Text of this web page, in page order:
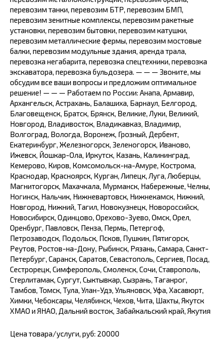
перевозим танки, перевозим БТР, перевозим БМП,
перевозим зенитные комплексы, перевозим ракетные
установки, перевозим бытовки, перевозим катушки,
перевозим металлические фермы, перевозим мостовые
балки, перевозим модульные здания, аренда трала,
перевозка негабарита, перевозка спецтехники, перевозка
экскаватора, перевозка бульдозера. — — — Звоните, мы
обсудим все ваши вопросы и предложим оптимальное
решение! — — — Работаем по России: Анапа, Армавир,
Архангельск, Астрахань, Балашиха, Барнаул, Белгород,
Благовещенск, Братск, Брянск, Великие, Луки, Великий,
Новгород, Владивосток, Владикавказ, Владимир,
Волгоград, Вологда, Воронеж, Грозный, Дербент,
Екатеринбург, Железногорск, Зеленогорск, Иваново,
Ижевск, Йошкар-Ола, Иркутск, Казань, Калининград,
Кемерово, Киров, Комсомольск-на-Амуре, Кострома,
Краснодар, Красноярск, Курган, Липецк, Луга, Люберцы,
Магнитогорск, Махачкала, Мурманск, Набережные, Челны,
Ногинск, Нальчик, Нижневартовск, Нижнекамск, Нижний,
Новгород, Нижний, Тагил, Новокузнецк, Новороссийск,
Новосибирск, Одинцово, Орехово-Зуево, Омск, Орел,
Оренбург, Павловск, Пенза, Пермь, Петергоф,
Петрозаводск, Подольск, Псков, Пушкин, Пятигорск,
Реутов, Ростов-на-Дону, Рыбинск, Рязань, Самара, Санкт-
Петербург, Саранск, Саратов, Севастополь, Сергиев, Посад,
Сестрорецк, Симферополь, Смоленск, Сочи, Ставрополь,
Стерлитамак, Сургут, Сыктывкар, Сызрань, Таганрог,
Тамбов, Томск, Тула, Улан-Удэ, Ульяновск, Уфа, Хасавюрт,
Химки, Чебоксары, Челябинск, Чехов, Чита, Шахты, Якутск
ХМАО и ЯНАО, Дальний восток, Забайкальский край, Якутия
Цена товара/услуги, руб: 20000